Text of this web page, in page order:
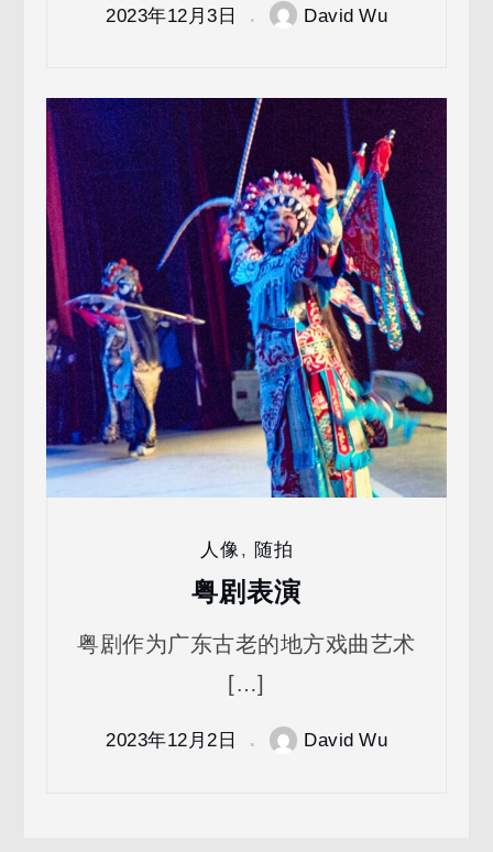
2023年12月3日 David Wu
人像, 随拍
粤剧表演
粤剧作为广东古老的地方戏曲艺术
[…]
2023年12月2日 David Wu